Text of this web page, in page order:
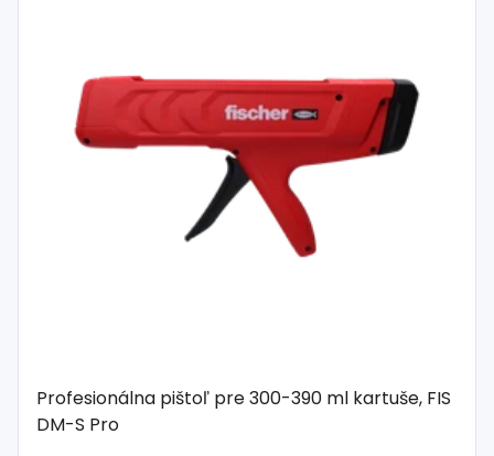
Profesionálna pištoľ pre 300-390 ml kartuše, FIS
DM-S Pro